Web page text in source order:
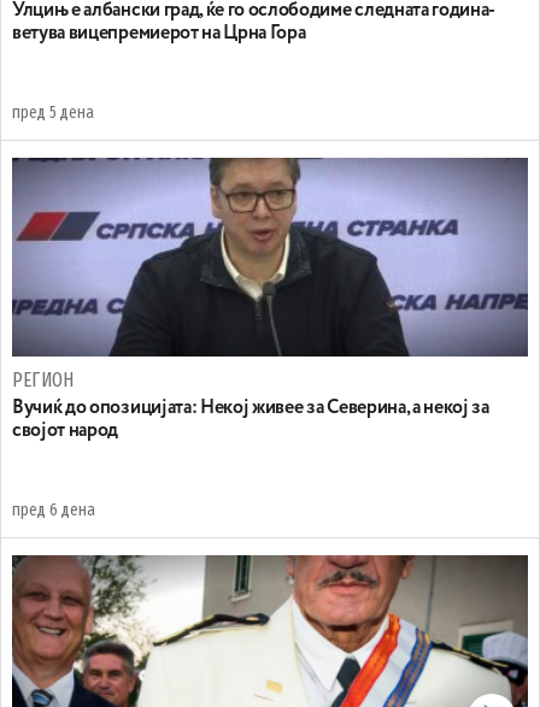
Улцињ е албански град, ќе го ослободиме следната година-
ветува вицепремиерот на Црна Гора
пред 5 дена
РЕГИОН
Вучиќ до опозицијата: Некој живее за Северина, а некој за
својот народ
пред 6 дена